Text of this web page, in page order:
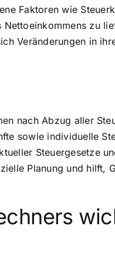
Faktoren wie
zu
Veränderungen in
nach Abzug aller
sowie individuelle
Steuergesetze
Planung und hilft,